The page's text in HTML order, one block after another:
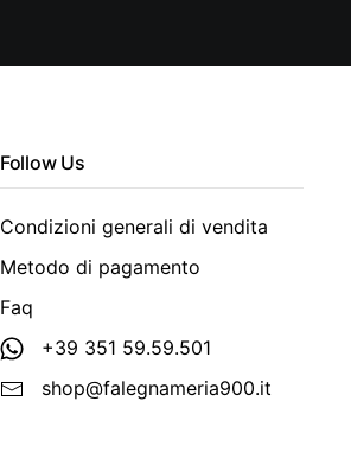
Follow Us
Condizioni generali di vendita
Metodo di pagamento
Faq
+39 351 59.59.501
shop@falegnameria900.it